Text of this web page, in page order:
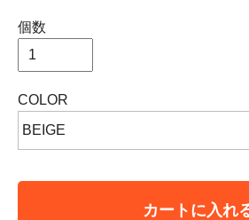
個数
COLOR
カートに入れ